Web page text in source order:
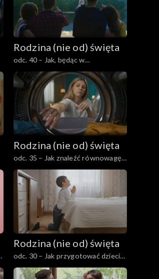
Rodzina (nie od) święta
odc. 40 – Jak, będąc w
małżeństwie, przeżywać
przyjaźnie z osobami przeciwnej
Rodzina (nie od) święta
odc. 35 – Jak znaleźć równowagę
między rodzicielstwem,
małżeństwem a pędem życia?
Rodzina (nie od) święta
odc. 30 – Jak przygotować dzieci
do uczestnictwa w wydarzeniach
religijnych i sakramentach?